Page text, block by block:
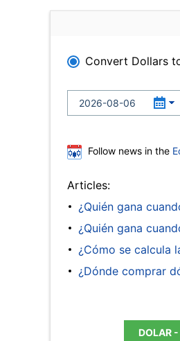
Convert Dollars
Follow news in the
Articles:
¿Quién gana
¿Quién gana
¿Cómo se calcula
¿Dónde comprar
DOLAR